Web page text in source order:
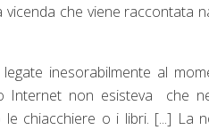
che viene raccontata
inesorabilmente al
Internet non esisteva che
chiacchiere o i libri. [...] La